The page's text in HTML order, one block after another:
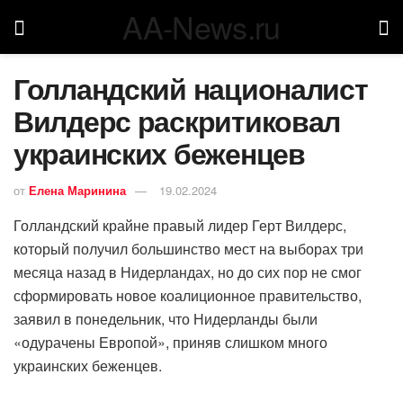
AA-News.ru
Голландский националист
Вилдерс раскритиковал
украинских беженцев
от Елена Маринина 19.02.2024
Голландский крайне правый лидер Герт Вилдерс,
который получил большинство мест на выборах три
месяца назад в Нидерландах, но до сих пор не смог
сформировать новое коалиционное правительство,
заявил в понедельник, что Нидерланды были
«одурачены Европой», приняв слишком много
украинских беженцев.